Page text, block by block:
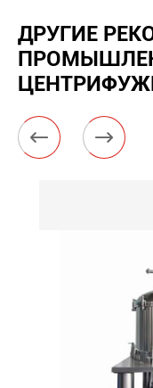
ДРУГИЕ
 